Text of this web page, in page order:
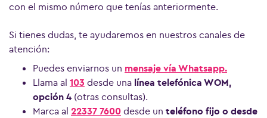
con el mismo número que tenías anteriormente.
Si tienes dudas, te ayudaremos en nuestros canales de
atención:
Puedes enviarnos un mensaje vía Whatsapp.
Llama al 103 desde una línea telefónica WOM,
opción 4 (otras consultas).
Marca al 22337 7600 desde un teléfono fijo o desde